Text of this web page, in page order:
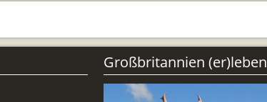
Großbritannien (er)leben